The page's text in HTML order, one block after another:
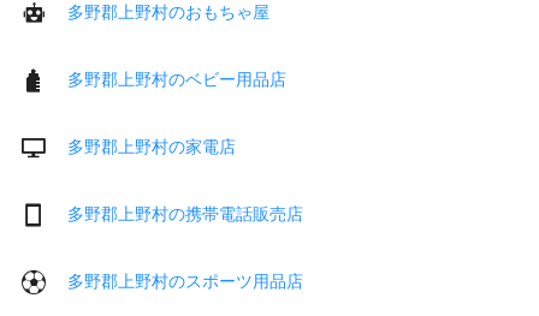
多野郡上野村のおもちゃ屋
多野郡上野村のベビー用品店
多野郡上野村の家電店
多野郡上野村の携帯電話販売店
多野郡上野村のスポーツ用品店